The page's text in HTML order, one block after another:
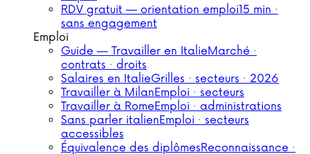
RDV gratuit — orientation emploi15 min ·
sans engagement
Emploi
Guide — Travailler en ItalieMarché ·
contrats · droits
Salaires en ItalieGrilles · secteurs · 2026
Travailler à MilanEmploi · secteurs
Travailler à RomeEmploi · administrations
Sans parler italienEmploi · secteurs
accessibles
Équivalence des diplômesReconnaissance ·